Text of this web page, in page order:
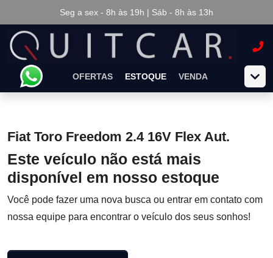
Seg a sex - 8h às 19h | Sáb - 8h às 13h
OFERTAS ESTOQUE VENDA
Fiat Toro Freedom 2.4 16V Flex Aut.
Este veículo não está mais
disponível em nosso estoque
Você pode fazer uma nova busca ou entrar em contato com
nossa equipe para encontrar o veículo dos seus sonhos!